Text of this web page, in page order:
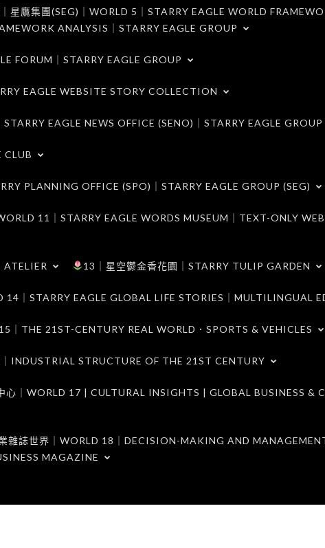
星鷹集團(SEG)｜WORLD 5｜STARRY EAGLE WORLD
ANALYSIS｜STARRY EAGLE GROUP
FORUM｜STARRY EAGLE GROUP
EAGLE WEBSITE STORY COLLECTION
EAGLE NEWS OFFICE (SENO)｜STARRY EAGLE GROUP
CLUB
PLANNING OFFICE (SPO)｜STARRY EAGLE GROUP (SEG)
11｜STARRY EAGLE WORDS MUSEUM｜TEXT-ONLY
ATELIER 13｜星空鬱金香花園｜STARRY TULIP GARDEN
14｜STARRY EAGLE GLOBAL LIFE STORIES｜MULTILINGUAL
｜THE 21ST-CENTURY REAL WORLD．SPORTS & VEHICLES
INDUSTRIAL STRUCTURE OF THE 21ST CENTURY
心｜WORLD 17 | CULTURAL INSIGHTS | GLOBAL BUSINESS &
雜誌世界｜WORLD 18｜DECISION-MAKING AND
MAGAZINE